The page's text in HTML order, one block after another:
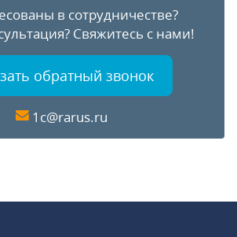
в сотрудничестве?
Свяжитесь с нами!
обратный звонок
1c@rarus.ru